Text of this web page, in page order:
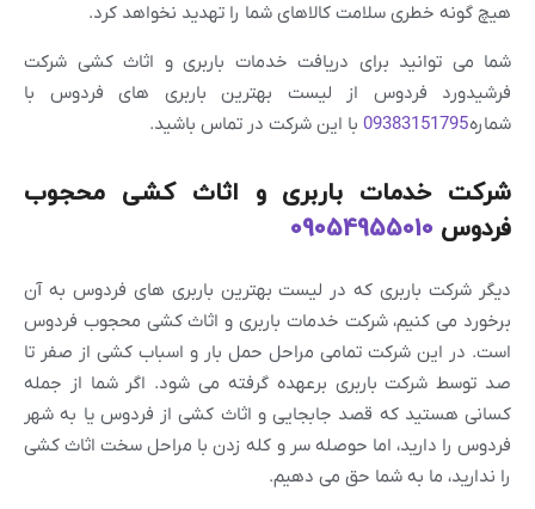
هیچ گونه خطری سلامت کالاهای شما را تهدید نخواهد کرد.
شما می توانید برای دریافت خدمات باربری و اثاث کشی شرکت
فرشیدورد فردوس از لیست بهترین باربری های فردوس با
شماره09383151795 با این شرکت در تماس باشید.
شرکت خدمات باربری و اثاث کشی محجوب
فردوس 09054955010
دیگر شرکت باربری که در لیست بهترین باربری های فردوس به آن
برخورد می کنیم، شرکت خدمات باربری و اثاث کشی محجوب فردوس
است. در این شرکت تمامی مراحل حمل بار و اسباب کشی از صفر تا
صد توسط شرکت باربری برعهده گرفته می شود. اگر شما از جمله
کسانی هستید که قصد جابجایی و اثاث کشی از فردوس یا به شهر
فردوس را دارید، اما حوصله سر و کله زدن با مراحل سخت اثاث کشی
را ندارید، ما به شما حق می دهیم.